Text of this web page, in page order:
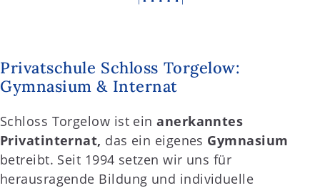
Privatschule Schloss Torgelow:
Gymnasium & Internat
Schloss Torgelow ist einanerkanntes
Privatinternat, das ein eigenes Gymnasium
betreibt. Seit 1994 setzen wir uns für
herausragende Bildung und individuelle